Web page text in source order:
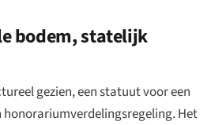
bodem, statelijk
gezien, een statuut voor een
honorariumverdelingsregeling. Het